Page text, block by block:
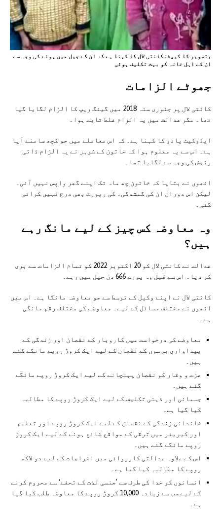
،تصویر کا کیپشنکانتی لال کا کہنا ہے کہ ان کے جیل میں ہونے کی وجہ سے
ان کے اہل خانہ کو بہت تکلیف ہوئی
جھوٹے الزامات
کانتی لال پر جنوری سنہ 2018 میں گینگ ریپ کا الزام لگایا گیا
تھا۔ مگر عدالت میں یہ الزام غلط ثابت ہوا۔
ایڈوکیٹ یادو کا کہنا ہے۔ کہ اس معاملے میں جو کچھ سامنے آیا
ہے۔ اس سے یہ معلوم ہوا کہ خاتون کے شوہر نے یہ الزام ذاتی
رنجش کی وجہ سے لگایا تھا۔
انھوں نے بتایا کہ خاتون چھ ماہ تک اپنے گھر واپس نہیں آئی۔
لیکن اس دوران ان کی گمشدگی۔ کی رپورٹ بھی درج نہیں کرائی
گئی۔
وہ معاوضہ کس چیز کے لیے مانگ رہے
ہیں؟
عدالت نے کانتی لال کو 20 اکتوبر 2022 کو تمام الزامات سے بری
کر دیا۔ اس سے قبل وہ پورے 666 دن جیل میں رہے۔
کانتی لال نے اپنے وکیل کے توسط سے جو معاوضہ مانگا ہے۔ اس میں
انھوں نے مختلف مسائل کے لیے۔ معاوضے کی مختلف رقم مانگی
ہے۔
معاوضے کی درخواست میں کاروبار کے نقصان اور زندگی کے
پیداواری برسوں کے نقصان کے لیے ایک کروڑ روپے مانگے گئے
ہیں۔
عزت و وقار کو نقصان پہنچانے کے لیے ایک کروڑ روپے مانگے
گئے ہیں۔
جسمانی اور ذہنی تکلیف کے لیے ایک کروڑ روپے کا مطالبہ
کیا گیا ہے۔
خاندانی زندگی کے نقصان کے لیے ایک کروڑ روپے اور تعلیم
اور کیریئر میں ترقی کے مواقع ضائع ہونے کے لیے ایک کروڑ
روپے مانگے گئے ہیں۔
اس کے علاوہ عدالتی کارروائی میں اخراجات کے لیے دو لاکھ
روپے کا مطالبہ کیا گیا ہے۔
انسانوں کو خدا کی طرف سے ’جنسی لذت کے تحفے‘ سے محروم کرنے
کے لیے سب سے زیادہ 10,000 کروڑ روپے کا معاوضہ طلب کیا گیا
ہے۔